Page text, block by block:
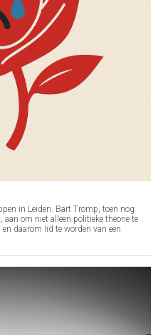
in Leiden. Bart Tromp, toen nog
om niet alleen politieke theorie te
daarom lid te worden van een